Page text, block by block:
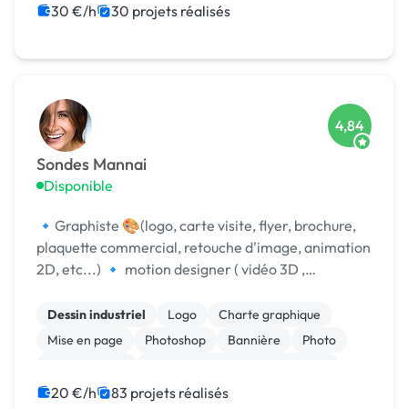
Bannière
Site clé en main
30 €/h 30 projets réalisés
Sondes Mannai
Disponible
4,84
🔹️Graphiste 🎨(logo, carte visite, flyer, brochure,
plaquette commercial, retouche d'image, animation
2D, etc...) 🔹️ motion designer ( vidéo 3D ,
suis polyvalente 👍👍👍 et je peux vous fourn...
Dessin industriel Logo
Charte graphique
Mise en page
Photoshop Bannière
Photo
Visual Basic
20 €/h 83 projets réalisés